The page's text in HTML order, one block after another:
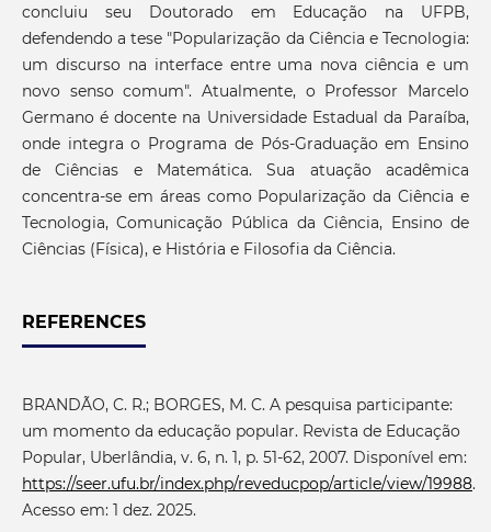
concluiu seu Doutorado em Educação na UFPB,
defendendo a tese "Popularização da Ciência e Tecnologia:
um discurso na interface entre uma nova ciência e um
novo senso comum". Atualmente, o Professor Marcelo
Germano é docente na Universidade Estadual da Paraíba,
onde integra o Programa de Pós-Graduação em Ensino
de Ciências e Matemática. Sua atuação acadêmica
concentra-se em áreas como Popularização da Ciência e
Tecnologia, Comunicação Pública da Ciência, Ensino de
Ciências (Física), e História e Filosofia da Ciência.
REFERENCES
BRANDÃO, C. R.; BORGES, M. C. A pesquisa participante:
um momento da educação popular. Revista de Educação
Popular, Uberlândia, v. 6, n. 1, p. 51-62, 2007. Disponível em:
https://seer.ufu.br/index.php/reveducpop/article/view/19988.
Acesso em: 1 dez. 2025.